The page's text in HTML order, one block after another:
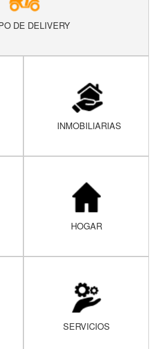
DE DELIVERY
INMOBILIARIAS
HOGAR
SERVICIOS